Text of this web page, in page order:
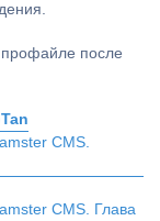
после
CMS.
CMS. Глава